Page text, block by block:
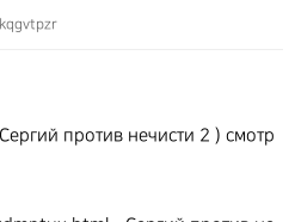
kqgvtpzr
против нечисти 2 ) смотр